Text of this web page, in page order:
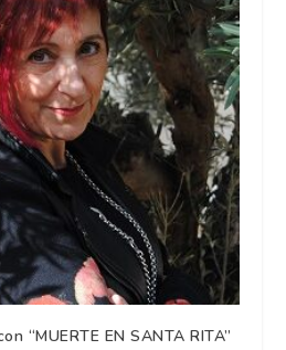
“MUERTE EN SANTA RITA”